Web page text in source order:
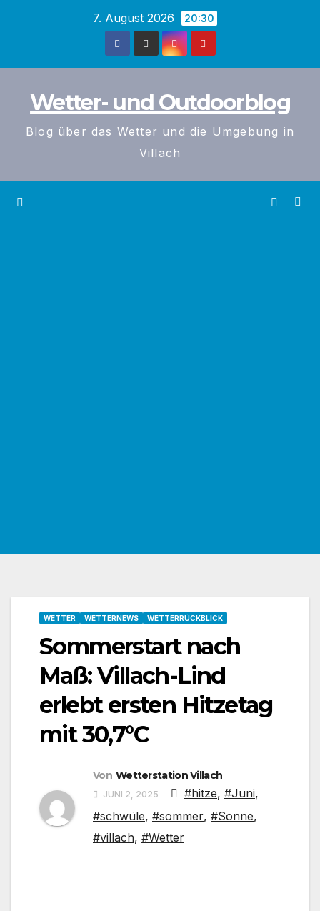
7. August 2026 20:30
Wetter- und Outdoorblog
Blog über das Wetter und die Umgebung in
Villach
WETTER WETTERNEWS WETTERRÜCKBLICK
Sommerstart nach
Maß: Villach-Lind
erlebt ersten Hitzetag
mit 30,7°C
Von Wetterstation Villach
JUNI 2, 2025 #hitze, #Juni,
#schwüle, #sommer, #Sonne,
#villach, #Wetter